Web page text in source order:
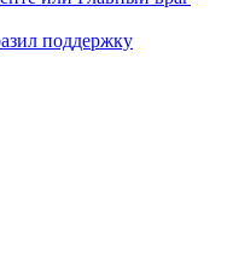
поддержку